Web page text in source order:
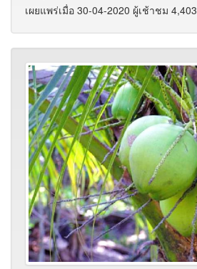
เผยแพร่เมื่อ 30-04-2020 ผู้เช้าชม 4,403